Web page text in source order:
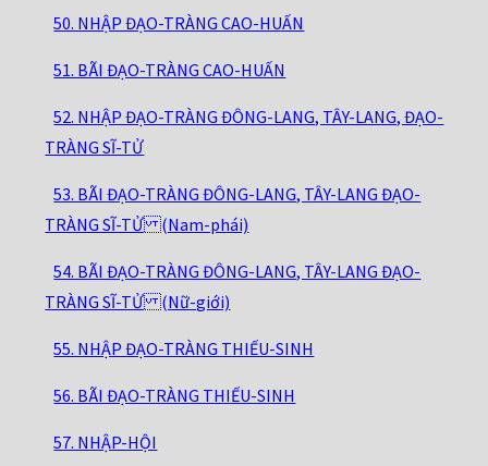
50. NHẬP ĐẠO-TRÀNG CAO-HUẤN
51. BÃI ĐẠO-TRÀNG CAO-HUẤN
52. NHẬP ĐẠO-TRÀNG ĐÔNG-LANG, TÂY-LANG, ĐẠO-
TRÀNG SĨ-TỬ
53. BÃI ĐẠO-TRÀNG ĐÔNG-LANG, TÂY-LANG ĐẠO-
TRÀNG SĨ-TỬ (Nam-phái)
54. BÃI ĐẠO-TRÀNG ĐÔNG-LANG, TÂY-LANG ĐẠO-
TRÀNG SĨ-TỬ (Nữ-giới)
55. NHẬP ĐẠO-TRÀNG THIẾU-SINH
56. BÃI ĐẠO-TRÀNG THIẾU-SINH
57. NHẬP-HỘI